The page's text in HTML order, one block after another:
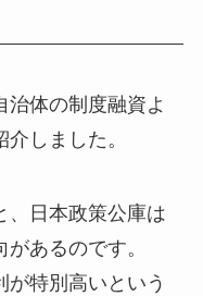
治体の制度融資よ
しました。
、日本政策公庫は
あるのです。
が特別高いという